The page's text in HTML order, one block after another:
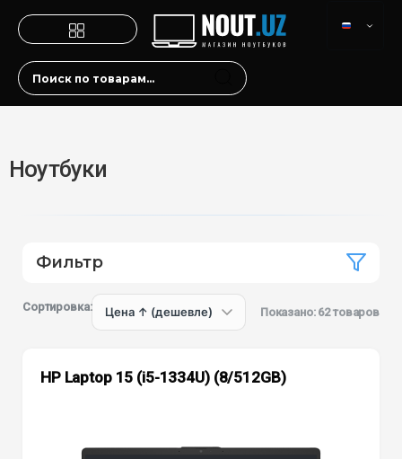
Ноутбуки
Фильтр
Сортировка: Показано: 62 товаров
HP Laptop 15 (i5-1334U) (8/512GB)